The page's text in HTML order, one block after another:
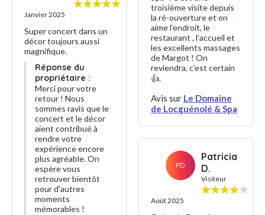
Janvier 2025
Super concert dans un
décor toujours aussi
magnifique.
Réponse du
propriétaire :
Merci pour votre
retour ! Nous
sommes ravis que le
concert et le décor
aient contribué à
rendre votre
expérience encore
plus agréable. On
espère vous
retrouver bientôt
pour d'autres
moments
mémorables !
troisième visite depuis
la ré-ouverture et on
aime l’endroit, le
restaurant , l’accueil et
les excellents massages
de Margot ! On
reviendra, c’est certain
👍.
Avis sur Le Domaine
de Locguénolé & Spa
PD
Patricia
D.
Visiteur
Août 2025